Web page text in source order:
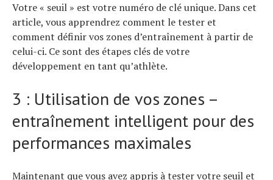
Votre « seuil » est votre numéro de clé unique. Dans cet
article, vous apprendrez comment le tester et
comment définir vos zones d’entraînement à partir de
celui-ci. Ce sont des étapes clés de votre
développement en tant qu’athlète.
3 : Utilisation de vos zones –
entraînement intelligent pour des
performances maximales
Maintenant que vous avez appris à tester votre seuil et